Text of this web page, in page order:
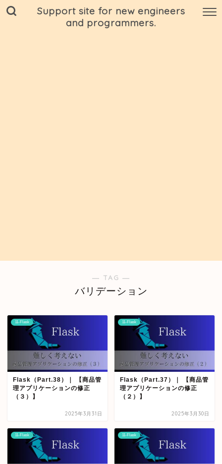
Support site for new engineers
and programmers.
― TAG ―
バリデーション
11-Flask
Flask（Part.38）｜ 【商品管
理アプリケーションの修正
（３）】
2025年3月31日
11-Flask
Flask（Part.37）｜ 【商品管
理アプリケーションの修正
（２）】
2025年3月30日
11-Flask 11-Flask